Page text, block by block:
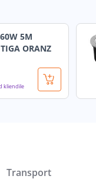
5M
ORANZ
kliendile
Transport